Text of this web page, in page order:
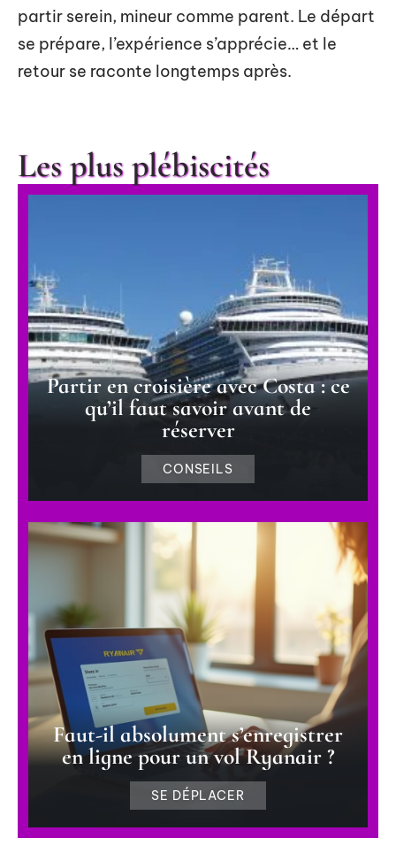
partir serein, mineur comme parent. Le départ
se prépare, l’expérience s’apprécie… et le
retour se raconte longtemps après.
Les plus plébiscités
Partir en croisière avec Costa : ce
qu’il faut savoir avant de
réserver
CONSEILS
Faut-il absolument s’enregistrer
en ligne pour un vol Ryanair ?
SE DÉPLACER